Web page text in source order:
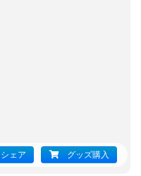
シェア グッズ購入